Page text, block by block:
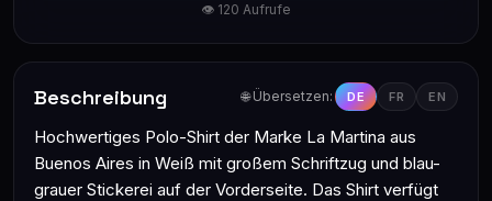
👁 120 Aufrufe
Beschreibung 🌐 Übersetzen: DE FR EN
Hochwertiges Polo-Shirt der Marke La Martina aus
Buenos Aires in Weiß mit großem Schriftzug und blau-
grauer Stickerei auf der Vorderseite. Das Shirt verfügt